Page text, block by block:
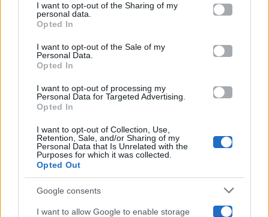
disclose it to other third parties.
Please note that this website/app uses one or more Google
services and may gather and store information including but
not limited to your visit or usage behaviour. You may click to
grant or deny consent to Google and its third-party tags to
consent section.
I want to opt-out of the Sharing of my
personal data.
Opted In
I want to opt-out of the Sale of my
Personal Data.
Opted In
I want to opt-out of processing my
Personal Data for Targeted Advertising.
Opted In
I want to opt-out of Collection, Use,
Retention, Sale, and/or Sharing of my
Personal Data that Is Unrelated with the
Purposes for which it was collected.
Opted Out
Google consents
I want to allow Google to enable storage
Televisione
Programmi TV
Amici
Ballando Con Le Stelle
Grande Fratello
Isola Dei Famosi